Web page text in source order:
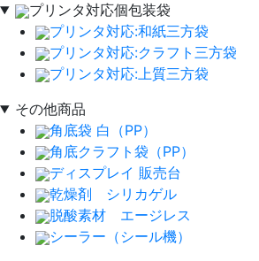
プリンタ対応個包装袋
プリンタ対応:和紙三方袋
プリンタ対応:クラフト三方袋
プリンタ対応:上質三方袋
その他商品
角底袋 白（PP）
角底クラフト袋（PP）
ディスプレイ 販売台
乾燥剤 シリカゲル
脱酸素材 エージレス
シーラー（シール機）